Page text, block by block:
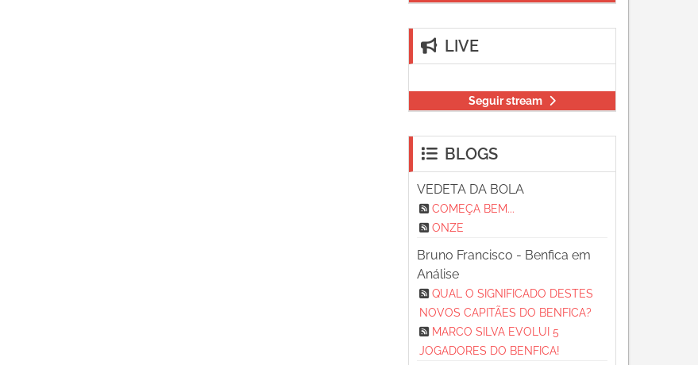
LIVE
Seguir stream
BLOGS
VEDETA DA BOLA
COMEÇA BEM...
ONZE
Bruno Francisco - Benfica em
Análise
QUAL O SIGNIFICADO DESTES
NOVOS CAPITÃES DO BENFICA?
MARCO SILVA EVOLUI 5
JOGADORES DO BENFICA!